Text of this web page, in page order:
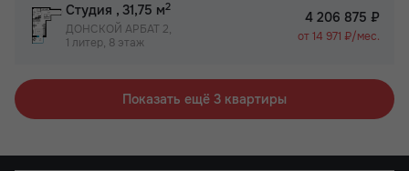
Студия , 31,75 м2
ДОНСКОЙ АРБАТ 2,
1 литер, 8 этаж
4 206 875 ₽
от 14 971 ₽/мес.
Показать ещё 3 квартиры